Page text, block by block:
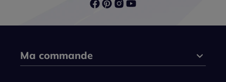
Ma commande